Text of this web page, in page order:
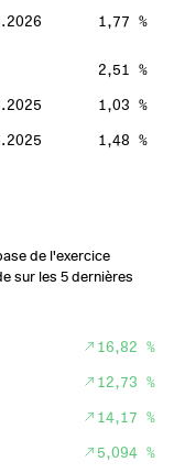
1,77 %
2,51 %
1,03 %
1,48 %
1,14 %
0,77 %
1,2 %
1,57 %
0,53 %
de l'exercice
sur les 5 dernières
16,82 %
12,73 %
14,17 %
5,094 %